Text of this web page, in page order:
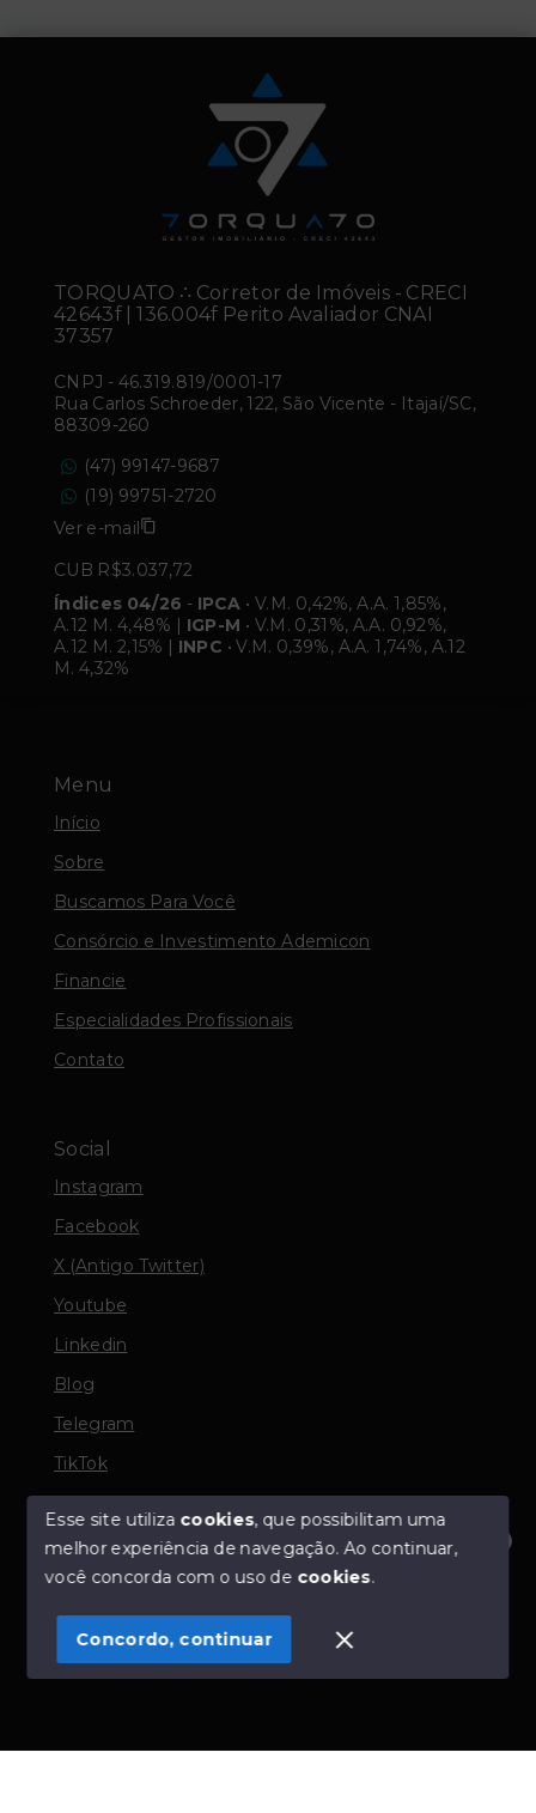
Olá! Estamos disponíveis para te ajudar.
Menu
Início
Sobre
Buscamos Para Você
Consórcio e Investimento Ademicon
Financie
Especialidades Profissionais
Contato
Social
Instagram
Facebook
X (Antigo Twitter)
Youtube
Linkedin
Blog
Telegram
TikTok
© Copyright 2026 - TORQUATO ∴ Corretor de Imóveis
- CRECI 42643f | 136.004f Perito Avaliador CNAI 37357
SITE PARA IMOBILIARIA
TORQUATO ∴ Corretor de Imóveis - CRECI
42643f | 136.004f Perito Avaliador CNAI
37357
CNPJ - 46.319.819/0001-17
Rua Carlos Schroeder, 122, São Vicente - Itajaí/SC,
88309-260
(47) 99147-9687
(19) 99751-2720
Ver e-mail
CUB R$3.037,72
Índices 04/26 - IPCA • V.M. 0,42%, A.A. 1,85%,
A.12 M. 4,48% | IGP-M • V.M. 0,31%, A.A. 0,92%,
A.12 M. 2,15% | INPC • V.M. 0,39%, A.A. 1,74%, A.12
M. 4,32%
Esse site utiliza cookies, que possibilitam uma
melhor experiência de navegação.Ao continuar,
você concorda com o uso de cookies.
Concordo, continuar